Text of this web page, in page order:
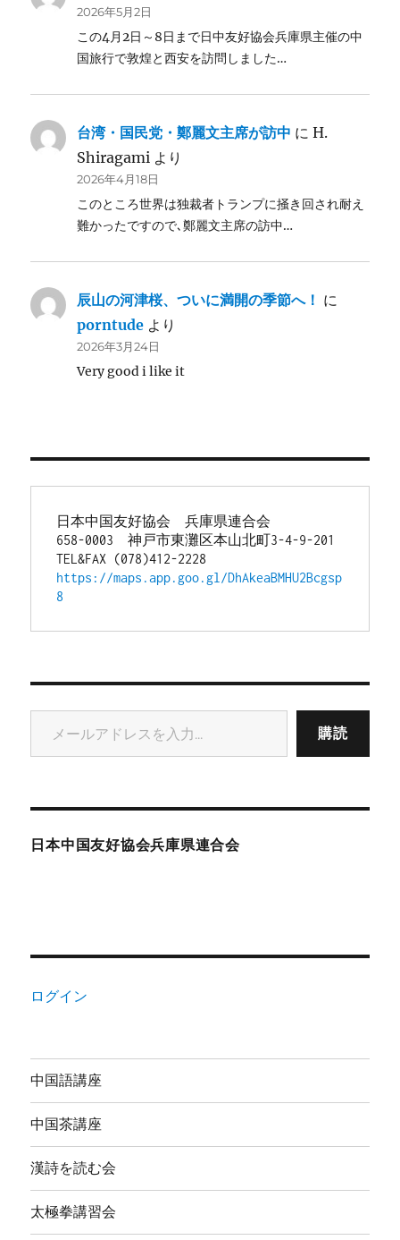
2026年5月2日
この4月2日～8日まで日中友好協会兵庫県主催の中
国旅行で敦煌と西安を訪問しました…
台湾・国民党・鄭麗文主席が訪中 にH.
Shiragami より
2026年4月18日
このところ世界は独裁者トランプに掻き回され耐え
難かったですので､鄭麗文主席の訪中…
辰山の河津桜、ついに満開の季節へ！ に
porntude より
2026年3月24日
Very good i like it
日本中国友好協会　兵庫県連合会
658-0003　神戸市東灘区本山北町3-4-9-201
TEL&FAX (078)412-2228
https://maps.app.goo.gl/DhAkeaBMHU2Bcgsp
8
メールアドレスを入力...
購読
日本中国友好協会兵庫県連合会
ログイン
中国語講座
中国茶講座
漢詩を読む会
太極拳講習会